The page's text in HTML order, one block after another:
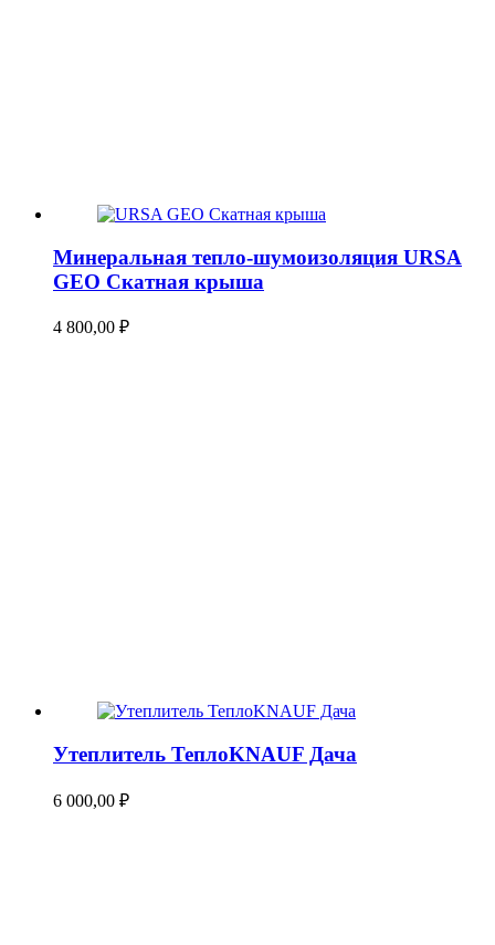
Минеральная тепло-шумоизоляция URSA
GEO Скатная крыша
4 800,00 ₽
Утеплитель ТеплоKNAUF Дача
6 000,00 ₽